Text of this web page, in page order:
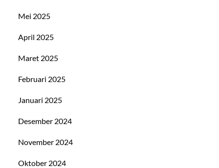
Mei 2025
April 2025
Maret 2025
Februari 2025
Januari 2025
Desember 2024
November 2024
Oktober 2024